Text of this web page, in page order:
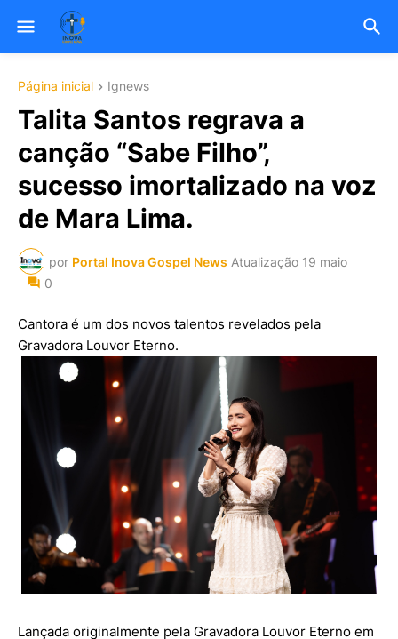
Página inicial Ignews
Talita Santos regrava a
canção “Sabe Filho”,
sucesso imortalizado na voz
de Mara Lima.
por Portal Inova Gospel News Atualização 19 maio
0
Cantora é um dos novos talentos revelados pela
Gravadora Louvor Eterno.
Lançada originalmente pela Gravadora Louvor Eterno em